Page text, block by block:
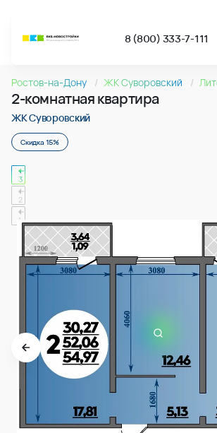
8 (800) 333-7-111
Квартира № 312 в ЖК Суворовский :
2-комнатная квартира 54.97м2 в ЖК
2-комнатная квартира 54.97м2 в ЖК
Ростов-на-Дону ЖК Суворовский
2-комнатная квартира
ЖК Суворовский
Скидка 15%